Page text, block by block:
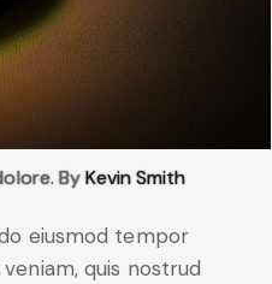
ByKevin Smith
eiusmod tempor
quis nostrud